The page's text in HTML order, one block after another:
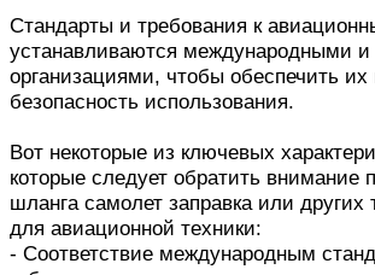
Стандарты и требования к
устанавливаются международными
организациями, чтобы обеспечить их
безопасность использования.
Вот некоторые из ключевых
которые следует обратить внимание
шланга самолет заправка или других
для авиационной техники:
- Соответствие международным